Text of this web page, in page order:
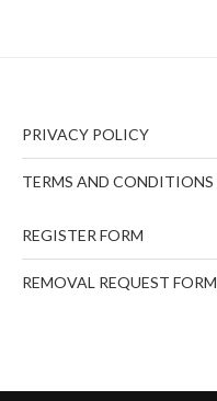
PRIVACY POLICY
TERMS AND CONDITIONS
REGISTER FORM
REMOVAL REQUEST FORM